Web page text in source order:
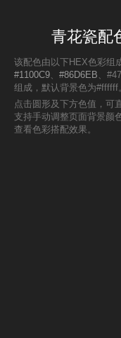
青花瓷配
该配色由以下HEX色彩组
#1100C9、 #86D6EB 、
组成，默认背景色为#ffffff
点击圆形及下方色值，可
支持手动调整页面背景颜
查看色彩搭配效果。